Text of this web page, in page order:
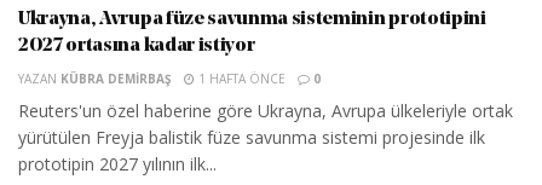
Ukrayna, Avrupa füze savunma sisteminin prototipini
2027 ortasına kadar istiyor
YAZAN KÜBRA DEMIRBAŞ 1 HAFTA ÖNCE 0
Reuters'un özel haberine göre Ukrayna, Avrupa ülkeleriyle ortak
yürütülen Freyja balistik füze savunma sistemi projesinde ilk
prototipin 2027 yılının ilk...